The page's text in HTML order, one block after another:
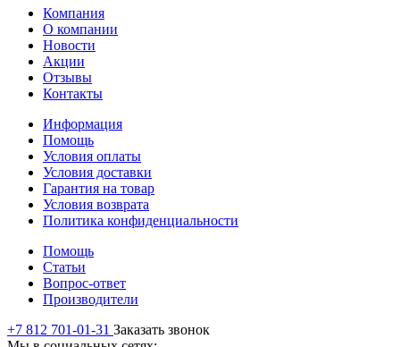
Компания
О компании
Новости
Акции
Отзывы
Контакты
Информация
Помощь
Условия оплаты
Условия доставки
Гарантия на товар
Условия возврата
Политика конфиденциальности
Помощь
Статьи
Вопрос-ответ
Производители
+7 812 701-01-31 Заказать звонок